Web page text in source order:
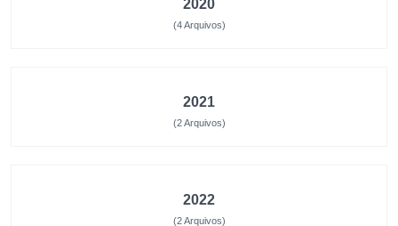
2020
(4 Arquivos)
2021
(2 Arquivos)
2022
(2 Arquivos)